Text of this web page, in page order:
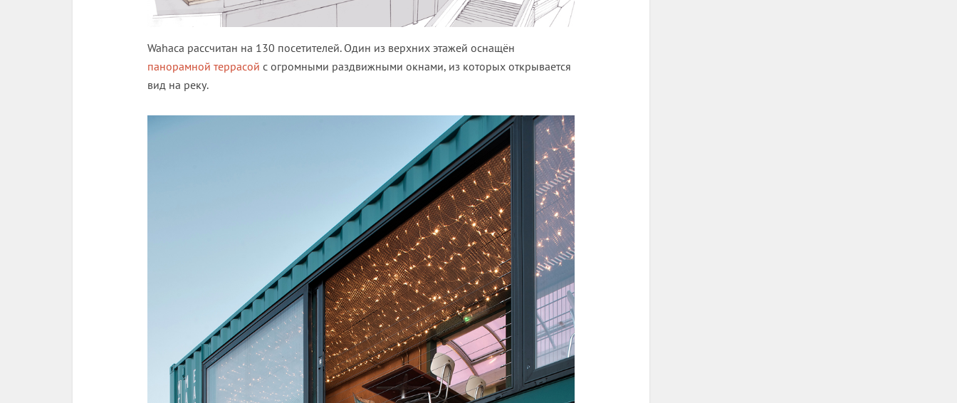
Wahaca рассчитан на 130 посетителей. Один из верхних этажей оснащён
панорамной террасой с огромными раздвижными окнами, из которых открывается
вид на реку.